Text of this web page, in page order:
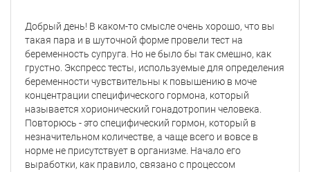
Добрый день! В каком-то смысле очень хорошо, что вы
такая пара и в шуточной форме провели тест на
беременность супруга. Но не было бы так смешно, как
грустно. Экспресс тесты, используемые для определения
беременности чувствительны к повышению в моче
концентрации специфического гормона, который
называется хорионический гонадотропин человека.
Повторюсь - это специфический гормон, который в
незначительном количестве, а чаще всего и вовсе в
норме не присутствует в организме. Начало его
выработки, как правило, связано с процессом